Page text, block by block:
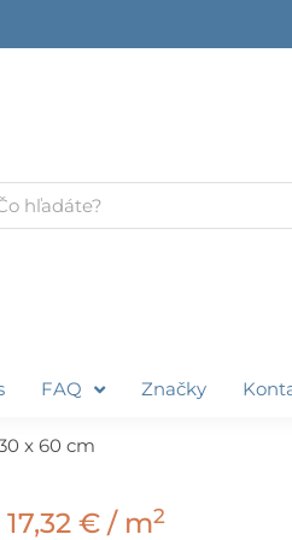
FAQ Značky
x 60 cm
17,32 € / m2